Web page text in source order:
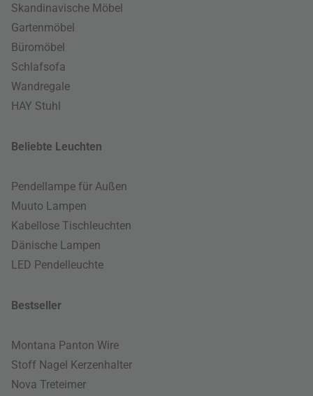
Skandinavische Möbel
Gartenmöbel
Büromöbel
Schlafsofa
Wandregale
HAY Stuhl
Beliebte Leuchten
Pendellampe für Außen
Muuto Lampen
Kabellose Tischleuchten
Dänische Lampen
LED Pendelleuchte
Bestseller
Montana Panton Wire
Stoff Nagel Kerzenhalter
Nova Treteimer